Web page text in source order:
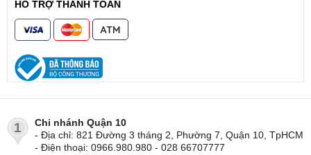
HỖ TRỢ THANH TOÁN
1
Chi nhánh Quận 10
- Địa chỉ: 821 Đường 3 tháng 2, Phường 7, Quận 10, TpHCM
- Điện thoại: 0966.980.980 - 028 66707777